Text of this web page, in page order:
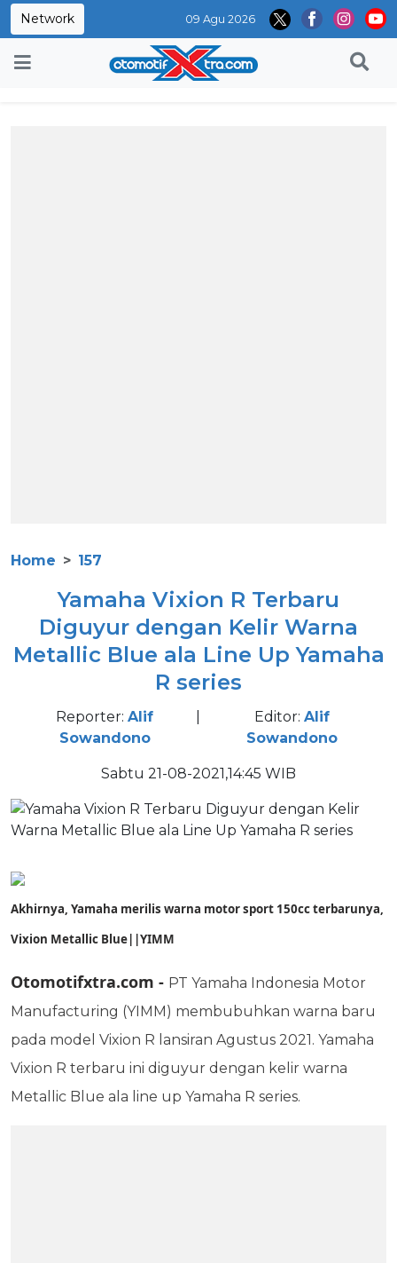
Network 09 Agu 2026
Home 157
Yamaha Vixion R Terbaru
Diguyur dengan Kelir Warna
Metallic Blue ala Line Up Yamaha
R series
Reporter: Alif
Sowandono
Editor:Alif
Sowandono
Sabtu 21-08-2021,14:45 WIB
Akhirnya, Yamaha merilis warna motor sport 150cc terbarunya,
Vixion Metallic Blue||YIMM
Otomotifxtra.com - PT Yamaha Indonesia Motor
Manufacturing (YIMM) membubuhkan warna baru
pada model Vixion R lansiran Agustus 2021. Yamaha
Vixion R terbaru ini diguyur dengan kelir warna
Metallic Blue ala line up Yamaha R series.